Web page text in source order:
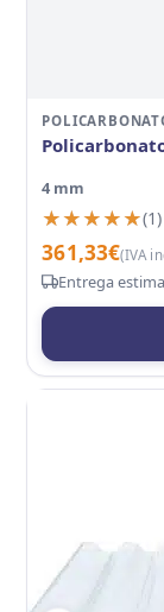
4 mm
★★★★★
★★★★★(1)
361,33€(IVA
Entrega